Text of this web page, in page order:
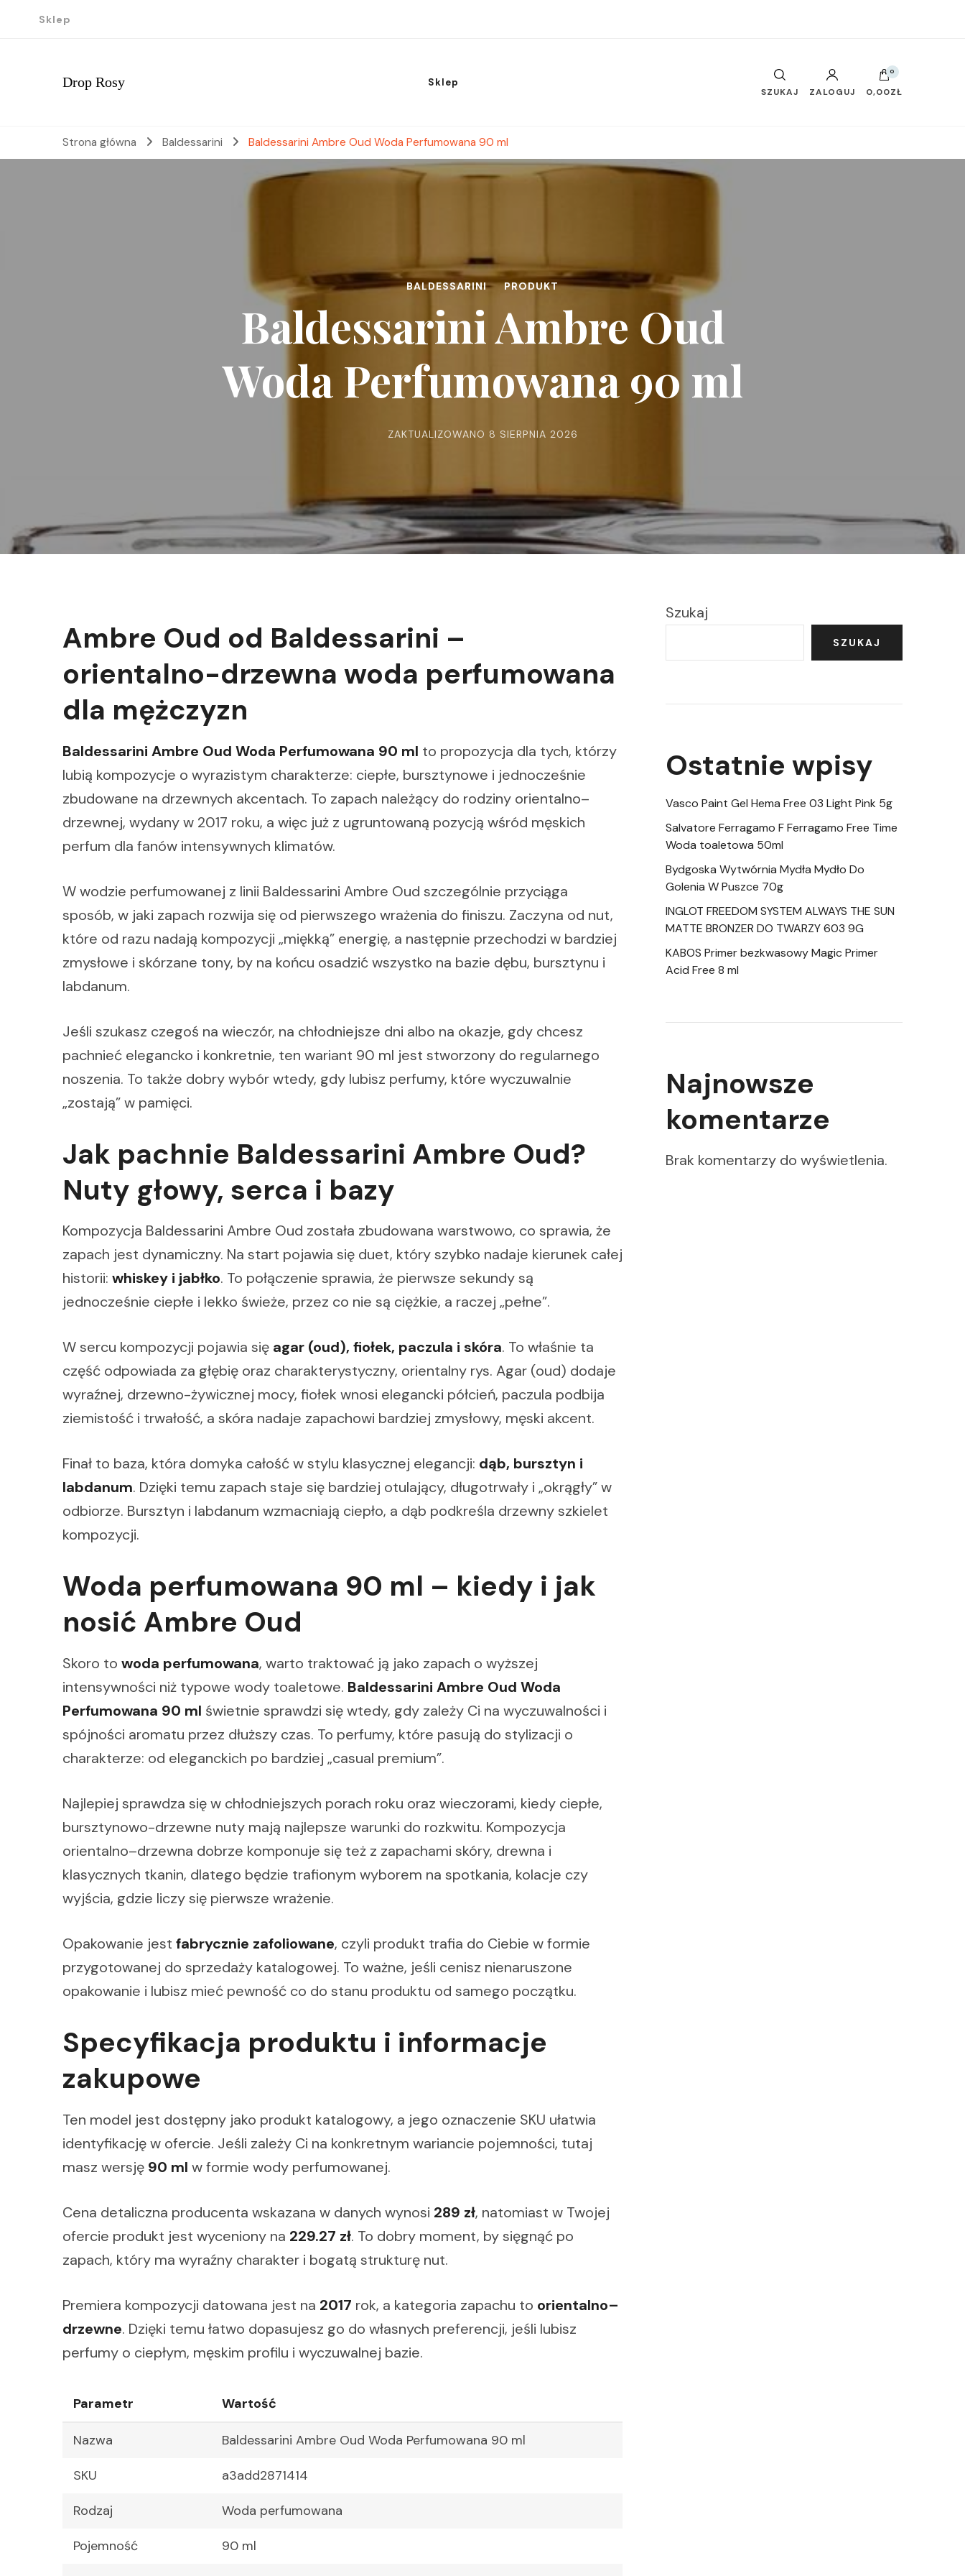
Sklep
Drop Rosy Sklep
SZUKAJ ZALOGUJ
0
0,00ZŁ
Strona główna Baldessarini Baldessarini Ambre Oud Woda Perfumowana 90 ml
BALDESSARINI PRODUKT
Baldessarini Ambre Oud
Woda Perfumowana 90 ml
ZAKTUALIZOWANO 8 SIERPNIA 2026
Ambre Oud od Baldessarini –
orientalno-drzewna woda perfumowana
dla mężczyzn
Baldessarini Ambre Oud Woda Perfumowana 90 ml to propozycja dla tych, którzy
lubią kompozycje o wyrazistym charakterze: ciepłe, bursztynowe i jednocześnie
zbudowane na drzewnych akcentach. To zapach należący do rodziny orientalno–
drzewnej, wydany w 2017 roku, a więc już z ugruntowaną pozycją wśród męskich
perfum dla fanów intensywnych klimatów.
W wodzie perfumowanej z linii Baldessarini Ambre Oud szczególnie przyciąga
sposób, w jaki zapach rozwija się od pierwszego wrażenia do finiszu. Zaczyna od nut,
które od razu nadają kompozycji „miękką” energię, a następnie przechodzi w bardziej
zmysłowe i skórzane tony, by na końcu osadzić wszystko na bazie dębu, bursztynu i
labdanum.
Jeśli szukasz czegoś na wieczór, na chłodniejsze dni albo na okazje, gdy chcesz
pachnieć elegancko i konkretnie, ten wariant 90 ml jest stworzony do regularnego
noszenia. To także dobry wybór wtedy, gdy lubisz perfumy, które wyczuwalnie
„zostają” w pamięci.
Jak pachnie Baldessarini Ambre Oud?
Nuty głowy, serca i bazy
Kompozycja Baldessarini Ambre Oud została zbudowana warstwowo, co sprawia, że
zapach jest dynamiczny. Na start pojawia się duet, który szybko nadaje kierunek całej
historii: whiskey i jabłko. To połączenie sprawia, że pierwsze sekundy są
jednocześnie ciepłe i lekko świeże, przez co nie są ciężkie, a raczej „pełne”.
W sercu kompozycji pojawia się agar (oud), fiołek, paczula i skóra. To właśnie ta
część odpowiada za głębię oraz charakterystyczny, orientalny rys. Agar (oud) dodaje
wyraźnej, drzewno-żywicznej mocy, fiołek wnosi elegancki półcień, paczula podbija
ziemistość i trwałość, a skóra nadaje zapachowi bardziej zmysłowy, męski akcent.
Finał to baza, która domyka całość w stylu klasycznej elegancji: dąb, bursztyn i
labdanum. Dzięki temu zapach staje się bardziej otulający, długotrwały i „okrągły” w
odbiorze. Bursztyn i labdanum wzmacniają ciepło, a dąb podkreśla drzewny szkielet
kompozycji.
Woda perfumowana 90 ml – kiedy i jak
nosić Ambre Oud
Skoro to woda perfumowana, warto traktować ją jako zapach o wyższej
intensywności niż typowe wody toaletowe. Baldessarini Ambre Oud Woda
Perfumowana 90 ml świetnie sprawdzi się wtedy, gdy zależy Ci na wyczuwalności i
spójności aromatu przez dłuższy czas. To perfumy, które pasują do stylizacji o
charakterze: od eleganckich po bardziej „casual premium”.
Najlepiej sprawdza się w chłodniejszych porach roku oraz wieczorami, kiedy ciepłe,
bursztynowo-drzewne nuty mają najlepsze warunki do rozkwitu. Kompozycja
orientalno–drzewna dobrze komponuje się też z zapachami skóry, drewna i
klasycznych tkanin, dlatego będzie trafionym wyborem na spotkania, kolacje czy
wyjścia, gdzie liczy się pierwsze wrażenie.
Opakowanie jest fabrycznie zafoliowane, czyli produkt trafia do Ciebie w formie
przygotowanej do sprzedaży katalogowej. To ważne, jeśli cenisz nienaruszone
opakowanie i lubisz mieć pewność co do stanu produktu od samego początku.
Specyfikacja produktu i informacje
zakupowe
Ten model jest dostępny jako produkt katalogowy, a jego oznaczenie SKU ułatwia
identyfikację w ofercie. Jeśli zależy Ci na konkretnym wariancie pojemności, tutaj
masz wersję 90 ml w formie wody perfumowanej.
Cena detaliczna producenta wskazana w danych wynosi 289 zł, natomiast w Twojej
ofercie produkt jest wyceniony na 229.27 zł. To dobry moment, by sięgnąć po
zapach, który ma wyraźny charakter i bogatą strukturę nut.
Premiera kompozycji datowana jest na 2017 rok, a kategoria zapachu to orientalno–
drzewne. Dzięki temu łatwo dopasujesz go do własnych preferencji, jeśli lubisz
perfumy o ciepłym, męskim profilu i wyczuwalnej bazie.
Parametr Wartość
Nazwa Baldessarini Ambre Oud Woda Perfumowana 90 ml
SKU a3add2871414
Rodzaj Woda perfumowana
Pojemność 90 ml
Szukaj
SZUKAJ
Ostatnie wpisy
Vasco Paint Gel Hema Free 03 Light Pink 5g
Salvatore Ferragamo F Ferragamo Free Time
Woda toaletowa 50ml
Bydgoska Wytwórnia Mydła Mydło Do
Golenia W Puszce 70g
INGLOT FREEDOM SYSTEM ALWAYS THE SUN
MATTE BRONZER DO TWARZY 603 9G
KABOS Primer bezkwasowy Magic Primer
Acid Free 8 ml
Najnowsze
komentarze
Brak komentarzy do wyświetlenia.